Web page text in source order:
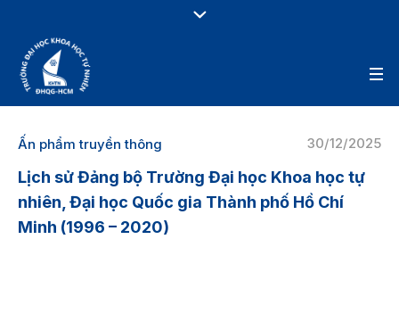
30/12/2025
Ấn phẩm truyền thông
Lịch sử Đảng bộ Trường Đại học Khoa học tự
nhiên, Đại học Quốc gia Thành phố Hồ Chí
Minh (1996 – 2020)